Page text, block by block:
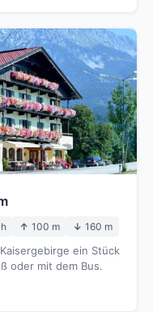
↑ 100 m ↓ 160 m
ein Stück
oder mit dem Bus.